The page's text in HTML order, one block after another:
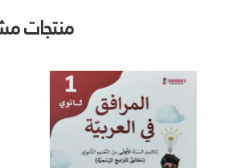
منتجات